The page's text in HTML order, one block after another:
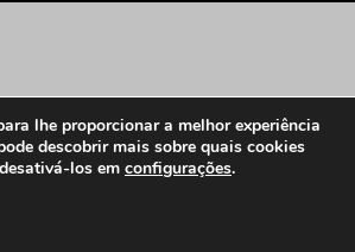
lhe proporcionar a melhor experiência
descobrir mais sobre quais cookies
los em configurações.
GDPR Cookie Banner